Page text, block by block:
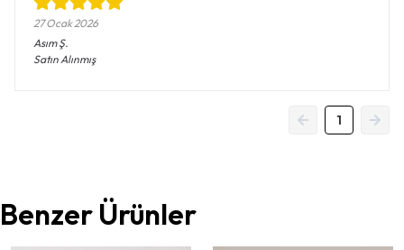
27 Ocak 2026
Asım Ş.
Satın Alınmış
1
Benzer Ürünler